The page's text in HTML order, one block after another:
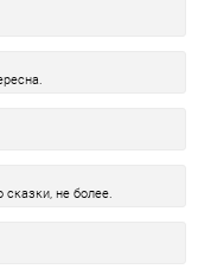
не более.